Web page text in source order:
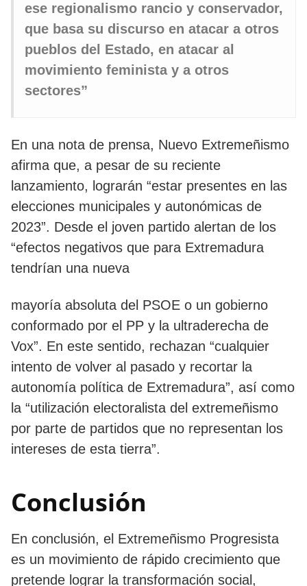
ese regionalismo rancio y conservador,
que basa su discurso en atacar a otros
pueblos del Estado, en atacar al
movimiento feminista y a otros
sectores”
En una nota de prensa, Nuevo Extremeñismo
afirma que, a pesar de su reciente
lanzamiento, lograrán “estar presentes en las
elecciones municipales y autonómicas de
2023”. Desde el joven partido alertan de los
“efectos negativos que para Extremadura
tendrían una nueva
mayoría absoluta del PSOE o un gobierno
conformado por el PP y la ultraderecha de
Vox”. En este sentido, rechazan “cualquier
intento de volver al pasado y recortar la
autonomía política de Extremadura”, así como
la “utilización electoralista del extremeñismo
por parte de partidos que no representan los
intereses de esta tierra”.
Conclusión
En conclusión, el Extremeñismo Progresista
es un movimiento de rápido crecimiento que
pretende lograr la transformación social,